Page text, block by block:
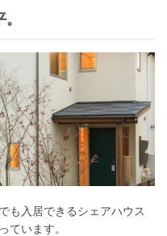
も入居できるシェアハウス
ています。